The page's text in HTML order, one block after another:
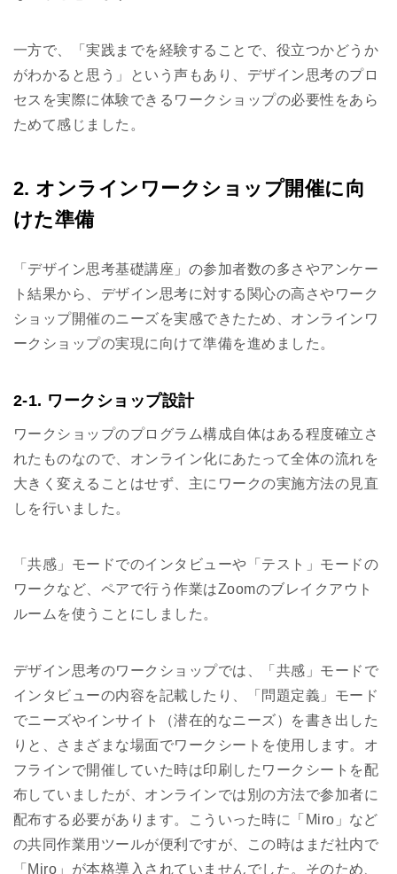
一方で、「実践までを経験することで、役立つかどうか
がわかると思う」という声もあり、デザイン思考のプロ
セスを実際に体験できるワークショップの必要性をあら
ためて感じました。
2. オンラインワークショップ開催に向
けた準備
「デザイン思考基礎講座」の参加者数の多さやアンケー
ト結果から、デザイン思考に対する関心の高さやワーク
ショップ開催のニーズを実感できたため、オンラインワ
ークショップの実現に向けて準備を進めました。
2-1. ワークショップ設計
ワークショップのプログラム構成自体はある程度確立さ
れたものなので、オンライン化にあたって全体の流れを
大きく変えることはせず、主にワークの実施方法の見直
しを行いました。
「共感」モードでのインタビューや「テスト」モードの
ワークなど、ペアで行う作業はZoomのブレイクアウト
ルームを使うことにしました。
デザイン思考のワークショップでは、「共感」モードで
インタビューの内容を記載したり、「問題定義」モード
でニーズやインサイト（潜在的なニーズ）を書き出した
りと、さまざまな場面でワークシートを使用します。オ
フラインで開催していた時は印刷したワークシートを配
布していましたが、オンラインでは別の方法で参加者に
配布する必要があります。こういった時に「Miro」など
の共同作業用ツールが便利ですが、この時はまだ社内で
「Miro」が本格導入されていませんでした。そのため、